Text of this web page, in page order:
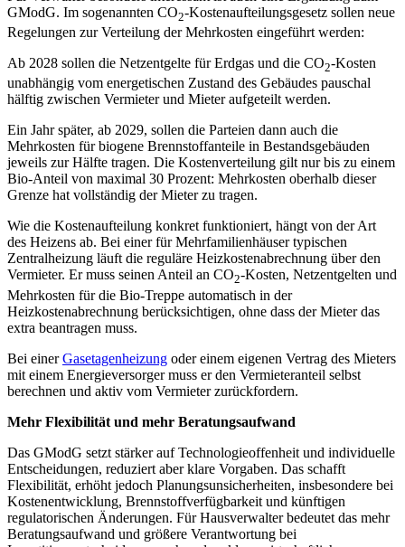
GModG. Im sogenannten CO2‑Kostenaufteilungsgesetz sollen neue
Regelungen zur Verteilung der Mehrkosten eingeführt werden:
Ab 2028 sollen die Netzentgelte für Erdgas und die CO2‑Kosten
unabhängig vom energetischen Zustand des Gebäudes pauschal
hälftig zwischen Vermieter und Mieter aufgeteilt werden.
Ein Jahr später, ab 2029, sollen die Parteien dann auch die
Mehrkosten für biogene Brennstoffanteile in Bestandsgebäuden
jeweils zur Hälfte tragen. Die Kostenverteilung gilt nur bis zu einem
Bio‑Anteil von maximal 30 Prozent: Mehrkosten oberhalb dieser
Grenze hat vollständig der Mieter zu tragen.
Wie die Kostenaufteilung konkret funktioniert, hängt von der Art
des Heizens ab. Bei einer für Mehrfamilienhäuser typischen
Zentralheizung läuft die reguläre Heizkostenabrechnung über den
Vermieter. Er muss seinen Anteil an CO2-Kosten, Netzentgelten und
Mehrkosten für die Bio-Treppe automatisch in der
Heizkostenabrechnung berücksichtigen, ohne dass der Mieter das
extra beantragen muss.
Bei einerGasetagenheizung oder einem eigenen Vertrag des Mieters
mit einem Energieversorger muss er den Vermieteranteil selbst
berechnen und aktiv vom Vermieter zurückfordern.
Mehr Flexibilität und mehr Beratungsaufwand
Das GModG setzt stärker auf Technologieoffenheit und individuelle
Entscheidungen, reduziert aber klare Vorgaben. Das schafft
Flexibilität, erhöht jedoch Planungsunsicherheiten, insbesondere bei
Kostenentwicklung, Brennstoffverfügbarkeit und künftigen
regulatorischen Änderungen. Für Hausverwalter bedeutet das mehr
Beratungsaufwand und größere Verantwortung bei